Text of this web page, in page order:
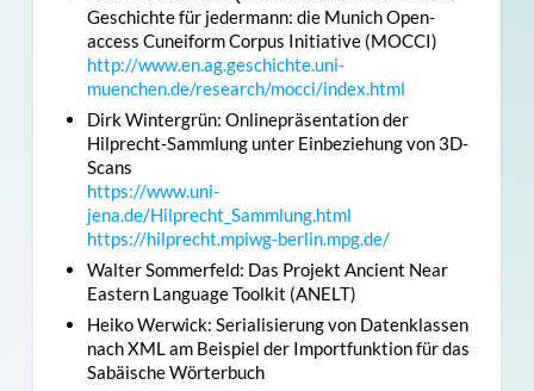
Geschichte für jedermann: die Munich Open-
access Cuneiform Corpus Initiative (MOCCI)
http://www.en.ag.geschichte.uni-
muenchen.de/research/mocci/index.html
Dirk Wintergrün: Onlinepräsentation der
Hilprecht-Sammlung unter Einbeziehung von 3D-
Scans
https://www.uni-
jena.de/Hilprecht_Sammlung.html
https://hilprecht.mpiwg-berlin.mpg.de/
Walter Sommerfeld: Das Projekt Ancient Near
Eastern Language Toolkit (ANELT)
Heiko Werwick: Serialisierung von Datenklassen
nach XML am Beispiel der Importfunktion für das
Sabäische Wörterbuch